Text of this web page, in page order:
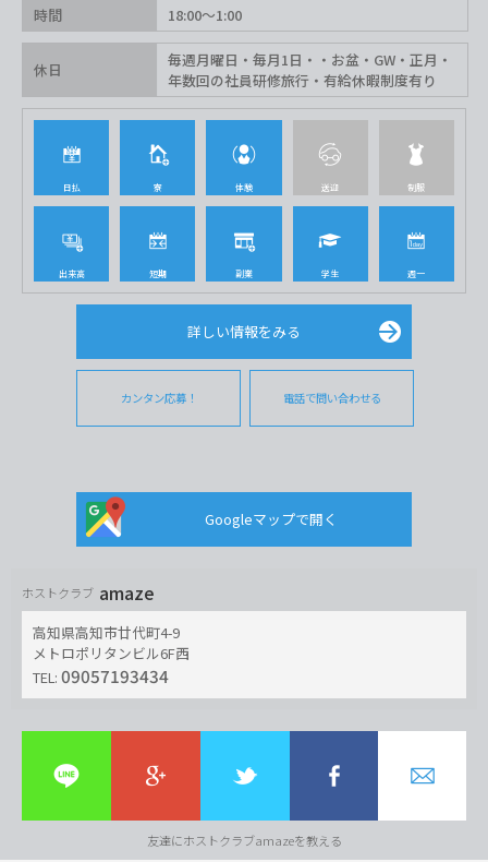
時間 18:00〜1:00
休日
毎週月曜日・毎月1日・・お盆・GW・正月・
年数回の社員研修旅行・有給休暇制度有り
日払 寮 体験 送迎 制服
出来高 短期 副業 学生 週一
詳しい情報をみる
カンタン応募！ 電話で問い合わせる
Googleマップで開く
ホストクラブ amaze
高知県高知市廿代町4-9
メトロポリタンビル6F西
TEL: 09057193434
友達にホストクラブamazeを教える